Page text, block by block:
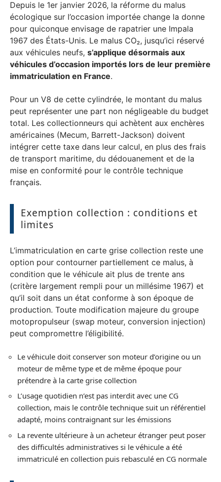
Depuis le 1er janvier 2026, la réforme du malus
écologique sur l’occasion importée change la donne
pour quiconque envisage de rapatrier une Impala
1967 des États-Unis. Le malus CO₂, jusqu’ici réservé
aux véhicules neufs, s’applique désormais aux
véhicules d’occasion importés lors de leur première
immatriculation en France.
Pour un V8 de cette cylindrée, le montant du malus
peut représenter une part non négligeable du budget
total. Les collectionneurs qui achètent aux enchères
américaines (Mecum, Barrett-Jackson) doivent
intégrer cette taxe dans leur calcul, en plus des frais
de transport maritime, du dédouanement et de la
mise en conformité pour le contrôle technique
français.
Exemption collection : conditions et
limites
L’immatriculation en carte grise collection reste une
option pour contourner partiellement ce malus, à
condition que le véhicule ait plus de trente ans
(critère largement rempli pour un millésime 1967) et
qu’il soit dans un état conforme à son époque de
production. Toute modification majeure du groupe
motopropulseur (swap moteur, conversion injection)
peut compromettre l’éligibilité.
Le véhicule doit conserver son moteur d’origine ou un
moteur de même type et de même époque pour
prétendre à la carte grise collection
L’usage quotidien n’est pas interdit avec une CG
collection, mais le contrôle technique suit un référentiel
adapté, moins contraignant sur les émissions
La revente ultérieure à un acheteur étranger peut poser
des difficultés administratives si le véhicule a été
immatriculé en collection puis rebasculé en CG normale